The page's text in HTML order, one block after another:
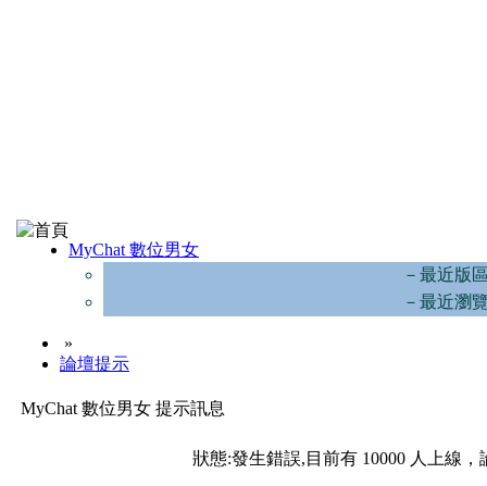
MyChat 數位男女
－最近版
－最近瀏
»
論壇提示
MyChat 數位男女 提示訊息
狀態:發生錯誤,目前有 10000 人上線